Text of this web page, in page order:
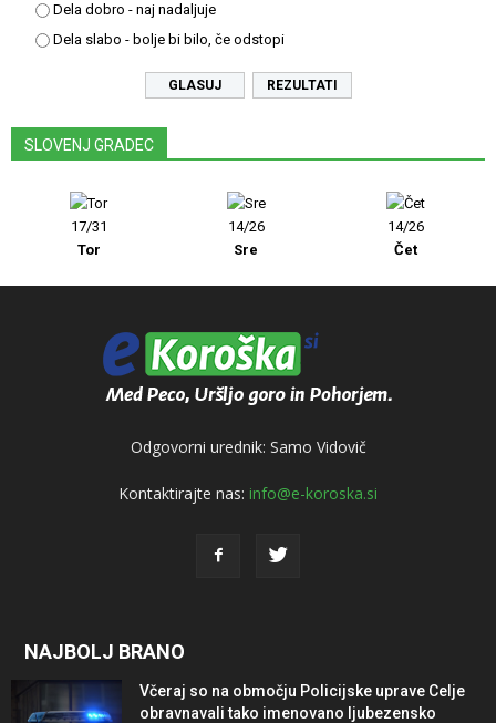
Dela dobro - naj nadaljuje
Dela slabo - bolje bi bilo, če odstopi
REZULTATI
SLOVENJ GRADEC
17/31
Tor
14/26
Sre
14/26
Čet
Odgovorni urednik: Samo Vidovič
Kontaktirajte nas: info@e-koroska.si
NAJBOLJ BRANO
Včeraj so na območju Policijske uprave Celje
obravnavali tako imenovano ljubezensko